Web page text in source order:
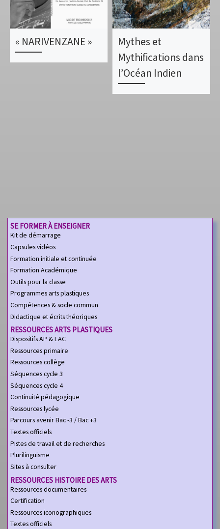
« NARIVENZANE »
Mythes et
Mythifications dans
l’Océan Indien
SE FORMER À ENSEIGNER
Kit de démarrage
Capsules vidéos
Formation initiale et continuée
Formation Académique
Outils pour la classe
Programmes arts plastiques
Compétences & socle commun
Didactique et écrits théoriques
RESSOURCES ARTS PLASTIQUES
Dispositifs AP & EAC
Ressources primaire
Ressources collège
Séquences cycle 3
Séquences cycle 4
Continuité pédagogique
Ressources lycée
Parcours avenir Bac -3 / Bac +3
Textes officiels
Pistes de travail et de recherches
Plurilinguisme
Sites à consulter
RESSOURCES HISTOIRE DES ARTS
Ressources documentaires
Certification
Ressources iconographiques
Textes officiels